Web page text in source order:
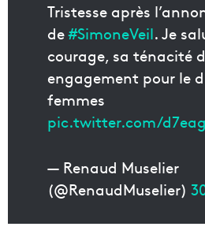
Tristesse après
de#SimoneVeil. Je
courage, sa ténacité
engagement pour le
femmes
pic.twitter.com/
— Renaud Muselier
(@RenaudMuselier)